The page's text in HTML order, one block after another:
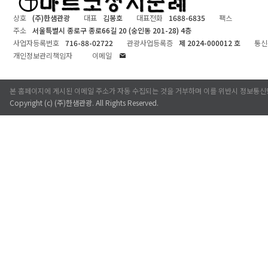
상호 (주)한샘관광 대표 김봉호 대표전화 1688-6835
팩스
주소 서울특별시 종로구 종로66길 20 (숭인동 201-28) 4층
사업자등록번호 716-88-02722 관광사업등록증 제 2024-000012 호
통
개인정보관리책임자
이메일
본 홈페이지에 게시된 이메일 주소가 자동 수집되는 것을 거부하며 이를 위반시 정보통
Copyright (c) (주)한샘관광. All Rights Reserved.